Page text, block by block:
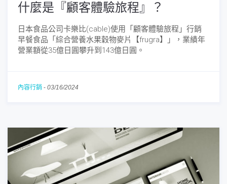
什麼是『顧客體驗旅程』？
日本食品公司卡樂比(cable)使用「顧客體驗旅程」行銷
早餐食品「綜合營養水果穀物麥片【frugra】」，業績年
營業額從35億日圓攀升到143億日圓。
內容行銷 - 03/16/2024